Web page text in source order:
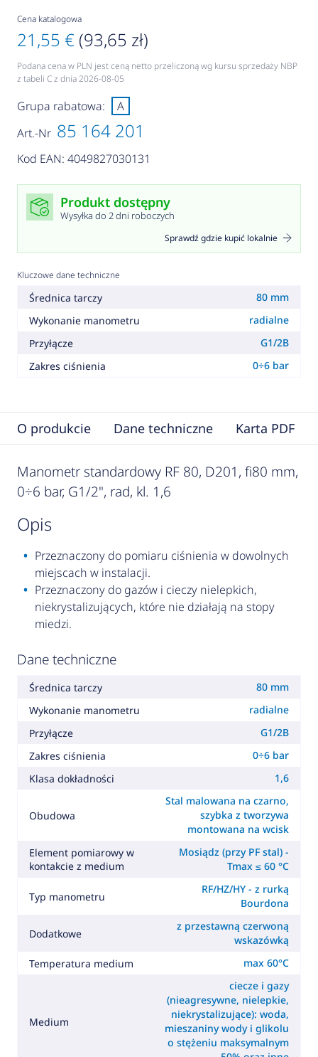
Cena katalogowa
21,55 € (93,65 zł)
Podana cena w PLN jest ceną netto przeliczoną wg kursu sprzedaży NBP
z tabeli C z dnia 2026-08-05
Art.-Nr 85 164 201
Kod EAN: 4049827030131
Grupa rabatowa: A
Produkt dostępny
Wysyłka do 2 dni roboczych
Sprawdź gdzie kupić lokalnie
Kluczowe dane techniczne
Średnica tarczy
80 mm
Wykonanie manometru
radialne
Przyłącze
G1/2B
Zakres ciśnienia
0÷6 bar
O produkcie Dane techniczne Karta PDF
Manometr standardowy RF 80, D201, fi80 mm,
0÷6 bar, G1/2", rad, kl. 1,6
opis
Przeznaczony do pomiaru ciśnienia w dowolnych
miejscach w instalacji.
Przeznaczony do gazów i cieczy nielepkich,
niekrystalizujących, które nie działają na stopy
miedzi.
Dane techniczne
Średnica tarczy
80 mm
Wykonanie manometru
radialne
Przyłącze
G1/2B
Zakres ciśnienia
0÷6 bar
Klasa dokładności
1,6
Obudowa
Stal malowana na czarno,
szybka z tworzywa
montowana na wcisk
Element pomiarowy w
kontakcie z medium
Mosiądz (przy PF stal) -
Tmax ≤ 60 °C
Typ manometru
RF/HZ/HY - z rurką
Bourdona
Dodatkowe
z przestawną czerwoną
wskazówką
Temperatura medium
max 60°C
Medium
ciecze i gazy
(nieagresywne, nielepkie,
niekrystalizujące): woda,
mieszaniny wody i glikolu
o stężeniu maksymalnym